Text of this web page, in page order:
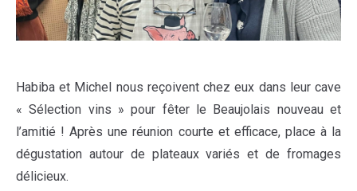
Habiba et Michel nous reçoivent chez eux dans leur cave
« Sélection vins » pour fêter le Beaujolais nouveau et
l’amitié ! Après une réunion courte et efficace, place à la
dégustation autour de plateaux variés et de fromages
délicieux.